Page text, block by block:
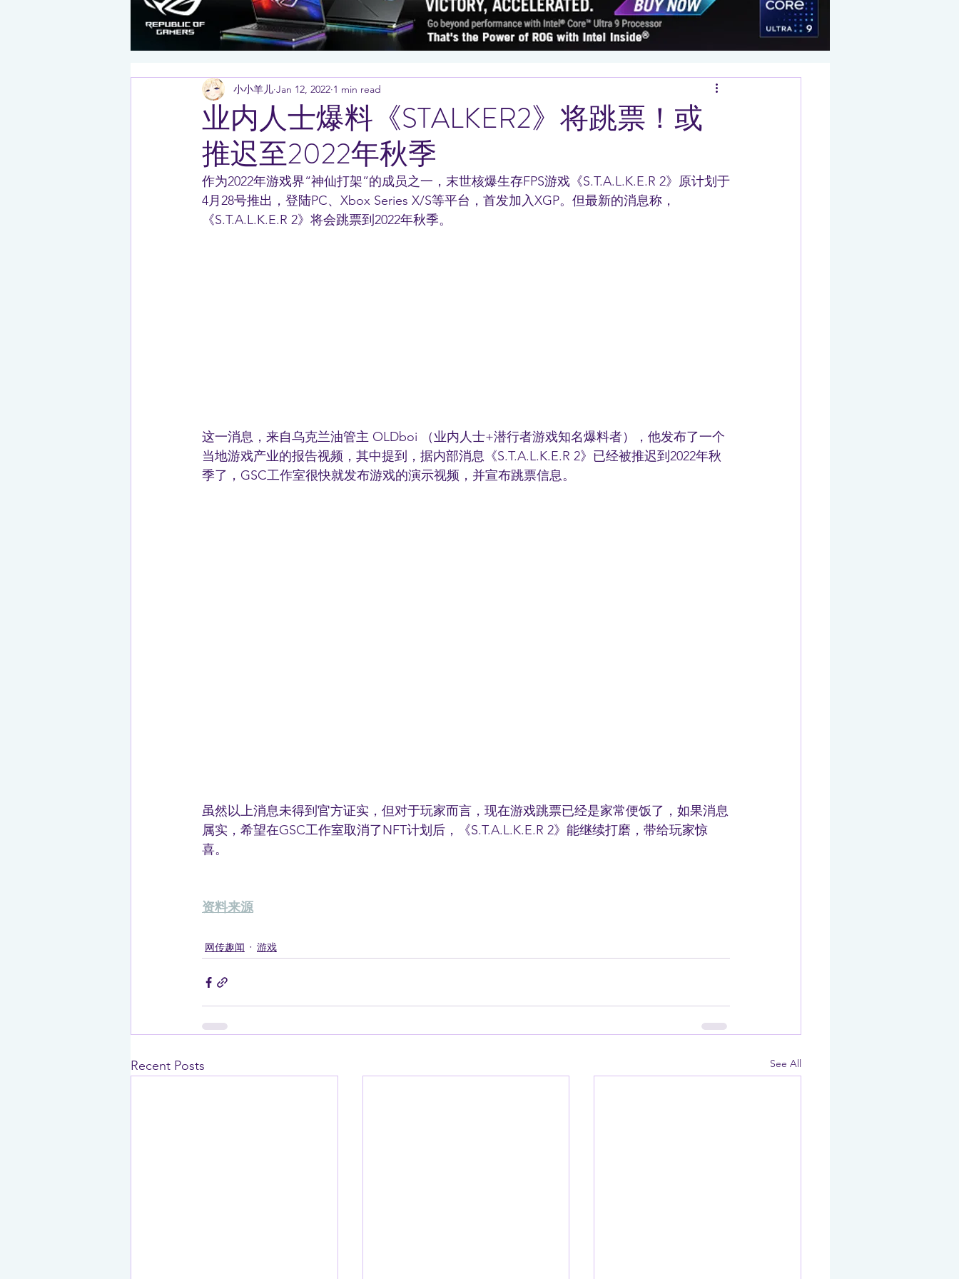
业内人士爆料《STALKER2》将跳票！或
推迟至2022年秋季
小小羊儿 Jan 12, 2022 1 min read
作为2022年游戏界“神仙打架”的成员之一，末世核爆生存FPS游戏《S.T.A.L.K.E.R 2》原计划于
4月28号推出，登陆PC、Xbox Series X/S等平台，首发加入XGP。但最新的消息称，
《S.T.A.L.K.E.R 2》将会跳票到2022年秋季。
这一消息，来自乌克兰油管主 OLDboi （业内人士+潜行者游戏知名爆料者），他发布了一个
当地游戏产业的报告视频，其中提到，据内部消息《S.T.A.L.K.E.R 2》已经被推迟到2022年秋
季了，GSC工作室很快就发布游戏的演示视频，并宣布跳票信息。
虽然以上消息未得到官方证实，但对于玩家而言，现在游戏跳票已经是家常便饭了，如果消息
属实，希望在GSC工作室取消了NFT计划后，《S.T.A.L.K.E.R 2》能继续打磨，带给玩家惊
喜。
资料来源
网传趣闻 游戏
Recent Posts See All